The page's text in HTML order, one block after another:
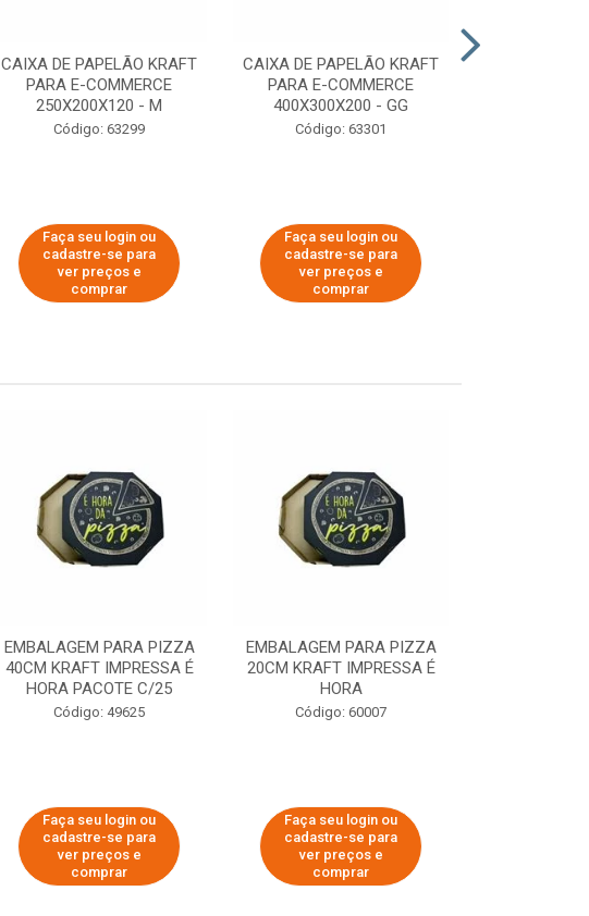
CAIXA DE PAPELÃO KRAFT
PARA E-COMMERCE
250X200X120 - M
Código: 63299
Faça seu login ou
cadastre-se para
ver preços e
comprar
CAIXA DE PAPELÃO KRAFT
PARA E-COMMERCE
400X300X200 - GG
Código: 63301
Faça seu login ou
cadastre-se para
ver preços e
comprar
EMBALAGEM PARA PIZZA
40CM KRAFT IMPRESSA É
HORA PACOTE C/25
Código: 49625
Faça seu login ou
cadastre-se para
ver preços e
comprar
EMBALAGEM PARA PIZZA
20CM KRAFT IMPRESSA É
HORA
Código: 60007
Faça seu login ou
cadastre-se para
ver preços e
comprar